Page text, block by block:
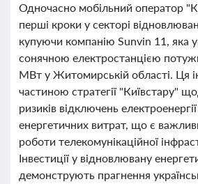
Одночасно мобільний оператор
перші кроки у секторі
купуючи компанію Sunvin 11, яка
сонячною електростанцією
МВт у Житомирській області. Ця
частиною стратегії "Київстару"
ризиків відключень
енергетичних витрат, що є
роботи телекомунікаційної
Інвестиції у відновлювану
демонструють прагнення